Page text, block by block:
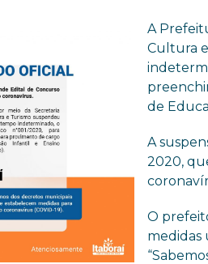
A
Cultura
de
A
2020,
O
medidas